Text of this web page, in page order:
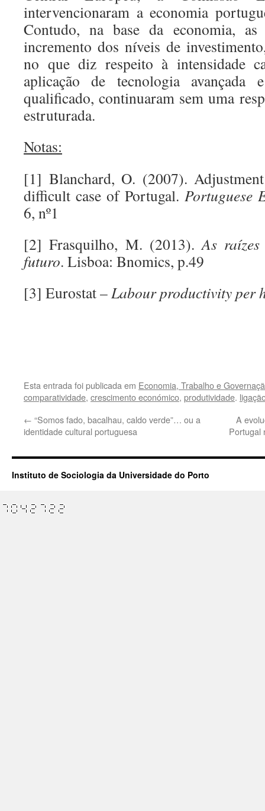
intervencionaram a economia
Contudo, na base da economia, as
incremento dos níveis de
no que diz respeito à intensidade
aplicação de tecnologia avançada
qualificado, continuaram sem uma
estruturada.
Notas:
[1] Blanchard, O. (2007).
difficult case of Portugal. Portuguese
6, nº1
[2] Frasquilho, M. (2013).As
futuro. Lisboa: Bnomics, p.49
[3] Eurostat –Labour productivity per
Esta entrada foi publicada em Economia, Trabalho e
comparatividade, crescimento económico, produtividade.
← “Somos fado, bacalhau, caldo verde”… ou a
identidade cultural portuguesa
A
Portugal
Instituto de Sociologia da Universidade do Porto